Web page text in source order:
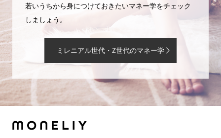
若いうちから身につけておきたいマネー学をチェック
しましょう。
ミレニアル世代・Z世代のマネー学